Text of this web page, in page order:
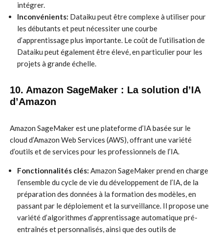
intégrer.
Inconvénients: Dataiku peut être complexe à utiliser pour
les débutants et peut nécessiter une courbe
d’apprentissage plus importante. Le coût de l’utilisation de
Dataiku peut également être élevé, en particulier pour les
projets à grande échelle.
10. Amazon SageMaker : La solution d’IA
d’Amazon
Amazon SageMaker est une plateforme d’IA basée sur le
cloud d’Amazon Web Services (AWS), offrant une variété
d’outils et de services pour les professionnels de l’IA.
Fonctionnalités clés: Amazon SageMaker prend en charge
l’ensemble du cycle de vie du développement de l’IA, de la
préparation des données à la formation des modèles, en
passant par le déploiement et la surveillance. Il propose une
variété d’algorithmes d’apprentissage automatique pré-
entraînés et personnalisés, ainsi que des outils de